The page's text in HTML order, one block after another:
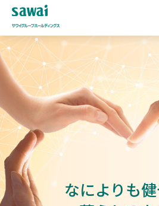
サ
ワ
イ
グ
ル
ー
プ
ホ
ー
ル
なによりも